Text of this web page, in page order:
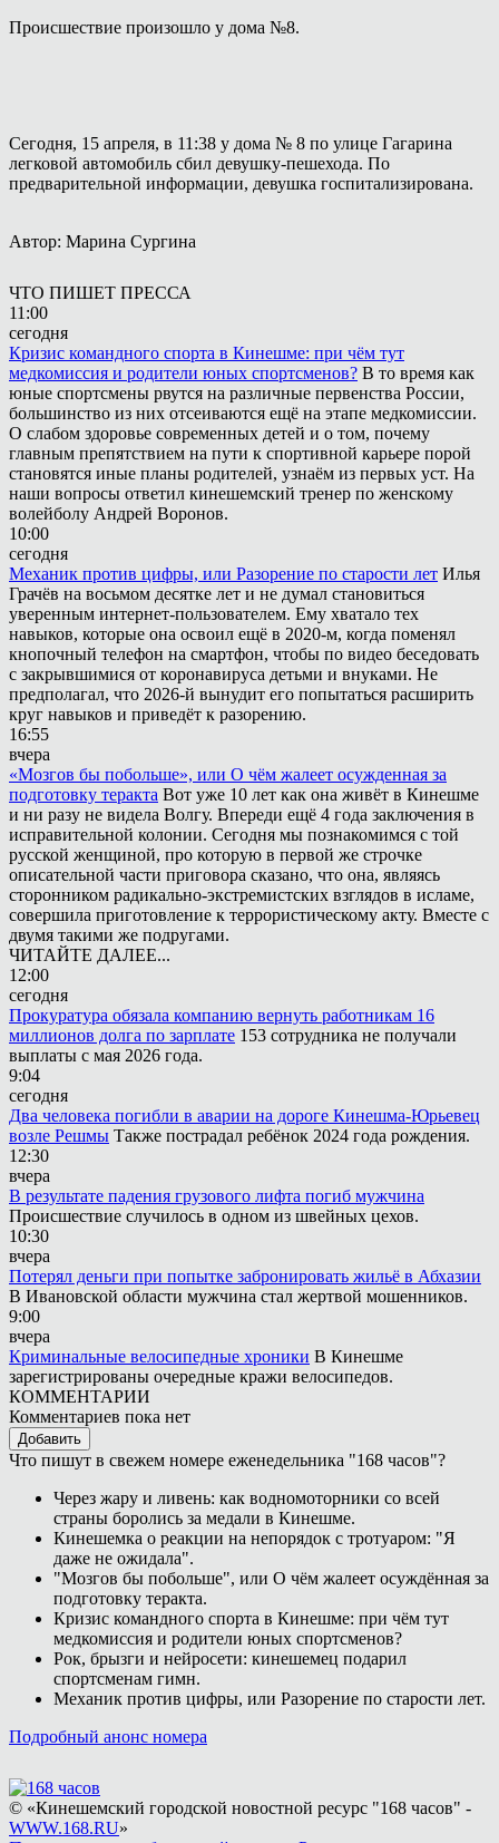
Происшествие произошло у дома №8.
Сегодня, 15 апреля, в 11:38 у дома № 8 по улице Гагарина
легковой автомобиль сбил девушку-пешехода. По
предварительной информации, девушка госпитализирована.
Автор: Марина Сургина
ЧТО ПИШЕТ ПРЕССА
11:00
сегодня
Кризис командного спорта в Кинешме: при чём тут
медкомиссия и родители юных спортсменов? В то время как
юные спортсмены рвутся на различные первенства России,
большинство из них отсеиваются ещё на этапе медкомиссии.
О слабом здоровье современных детей и о том, почему
главным препятствием на пути к спортивной карьере порой
становятся иные планы родителей, узнаём из первых уст. На
наши вопросы ответил кинешемский тренер по женскому
волейболу Андрей Воронов.
10:00
сегодня
Механик против цифры, или Разорение по старости лет Илья
Грачёв на восьмом десятке лет и не думал становиться
уверенным интернет-пользователем. Ему хватало тех
навыков, которые она освоил ещё в 2020-м, когда поменял
кнопочный телефон на смартфон, чтобы по видео беседовать
с закрывшимися от коронавируса детьми и внуками. Не
предполагал, что 2026-й вынудит его попытаться расширить
круг навыков и приведёт к разорению.
16:55
вчера
«Мозгов бы побольше», или О чём жалеет осужденная за
подготовку теракта Вот уже 10 лет как она живёт в Кинешме
и ни разу не видела Волгу. Впереди ещё 4 года заключения в
исправительной колонии. Сегодня мы познакомимся с той
русской женщиной, про которую в первой же строчке
описательной части приговора сказано, что она, являясь
сторонником радикально-экстремистских взглядов в исламе,
совершила приготовление к террористическому акту. Вместе с
двумя такими же подругами.
ЧИТАЙТЕ ДАЛЕЕ...
12:00
сегодня
Прокуратура обязала компанию вернуть работникам 16
миллионов долга по зарплате 153 сотрудника не получали
выплаты с мая 2026 года.
9:04
сегодня
Два человека погибли в аварии на дороге Кинешма-Юрьевец
возле Решмы Также пострадал ребёнок 2024 года рождения.
12:30
вчера
В результате падения грузового лифта погиб мужчина
Происшествие случилось в одном из швейных цехов.
10:30
вчера
Потерял деньги при попытке забронировать жильё в Абхазии
В Ивановской области мужчина стал жертвой мошенников.
9:00
вчера
Криминальные велосипедные хроники В Кинешме
зарегистрированы очередные кражи велосипедов.
КОММЕНТАРИИ
Комментариев пока нет
Добавить
Что пишут в свежем номере еженедельника "168 часов"?
Через жару и ливень: как водномоторники со всей
страны боролись за медали в Кинешме.
Кинешемка о реакции на непорядок с тротуаром: "Я
даже не ожидала".
"Мозгов бы побольше", или О чём жалеет осуждённая за
подготовку теракта.
Кризис командного спорта в Кинешме: при чём тут
медкомиссия и родители юных спортсменов?
Рок, брызги и нейросети: кинешемец подарил
спортсменам гимн.
Механик против цифры, или Разорение по старости лет.
Подробный анонс номера
© «Кинешемский городской новостной ресурс "168 часов" -
WWW.168.RU»